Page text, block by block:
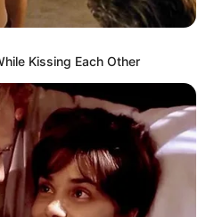
Kissing Each Other